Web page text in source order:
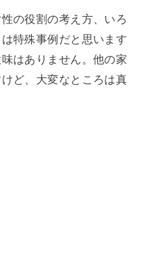
の役割の考え方、いろ
特殊事例だと思います
はありません。他の家
ど、大変なところは真